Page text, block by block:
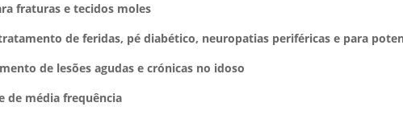
fraturas e tecidos moles
de feridas, pé diabético, neuropatias periféricas e para
de lesões agudas e crónicas no idoso
de média frequência